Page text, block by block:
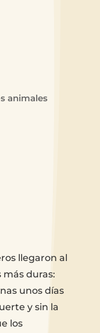
animales
llegaron al
duras:
unos días
y sin la
los